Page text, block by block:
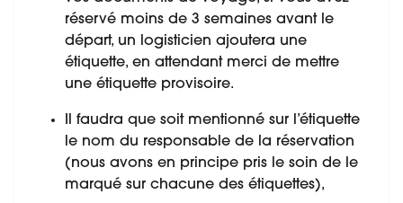
réservé moins de 3 semaines avant le
départ, un logisticien ajoutera une
étiquette, en attendant merci de mettre
une étiquette provisoire.
Il faudra que soit mentionné sur l’étiquette
le nom du responsable de la réservation
(nous avons en principe pris le soin de le
marqué sur chacune des étiquettes),